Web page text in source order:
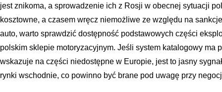
jest znikoma, a sprowadzenie ich z Rosji w obecnej sytuacji
kosztowne, a czasem wręcz niemożliwe ze względu na
auto, warto sprawdzić dostępność podstawowych części
polskim sklepie motoryzacyjnym. Jeśli system katalogowy ma
wskazuje na części niedostępne w Europie, jest to jasny
rynki wschodnie, co powinno być brane pod uwagę przy